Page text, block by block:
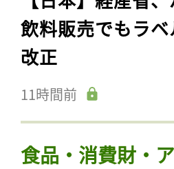
飲料販売でもラ
改正
11時間前
食品・消費財・